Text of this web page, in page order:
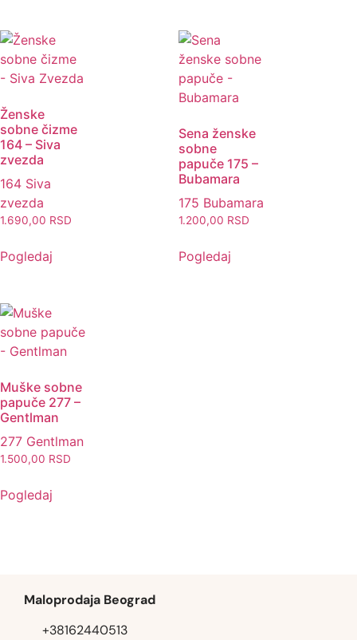
Ženske
sobne čizme
164 – Siva
zvezda
164 Siva
zvezda
1.690,00 RSD
Pogledaj
Sena ženske
sobne
papuče 175 –
Bubamara
175 Bubamara
1.200,00 RSD
Pogledaj
Muške sobne
papuče 277 –
Gentlman
277 Gentlman
1.500,00 RSD
Pogledaj
Maloprodaja Beograd
+38162440513